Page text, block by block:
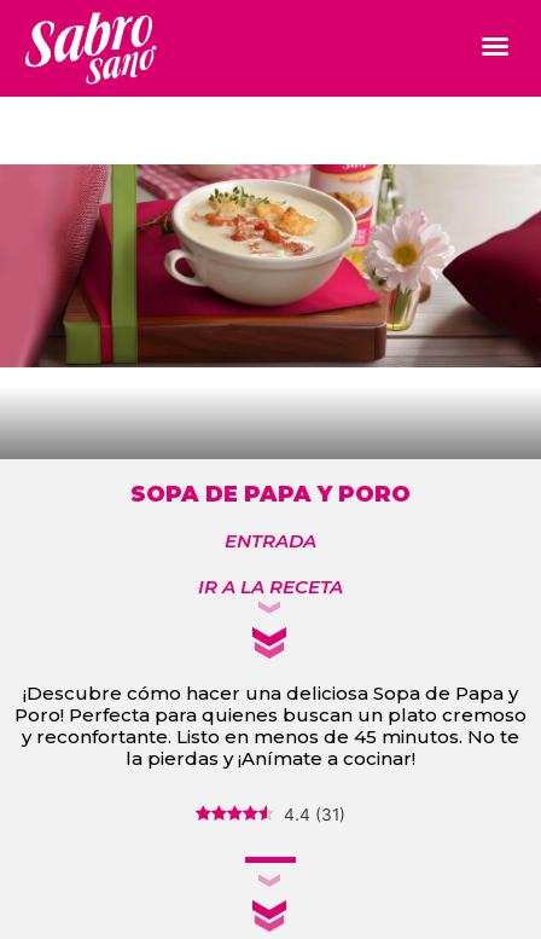
SOPA DE PAPA Y PORO
ENTRADA
IR A LA RECETA
¡Descubre cómo hacer una deliciosa Sopa de Papa y
Poro! Perfecta para quienes buscan un plato cremoso
y reconfortante. Listo en menos de 45 minutos. No te
la pierdas y ¡Anímate a cocinar!
4.4 (31)